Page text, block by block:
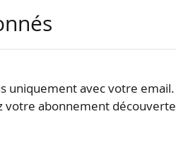
uniquement avec votre email.
votre abonnement découverte